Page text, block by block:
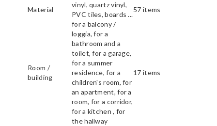
Material
vinyl, quartz vinyl,
PVC tiles, boards ...
57 items
Room /
building
for a balcony /
loggia, for a
bathroom and a
toilet, for a garage,
for a summer
residence, for a
children's room, for
an apartment, for a
room, for a corridor,
for a kitchen , for
the hallway
17 items